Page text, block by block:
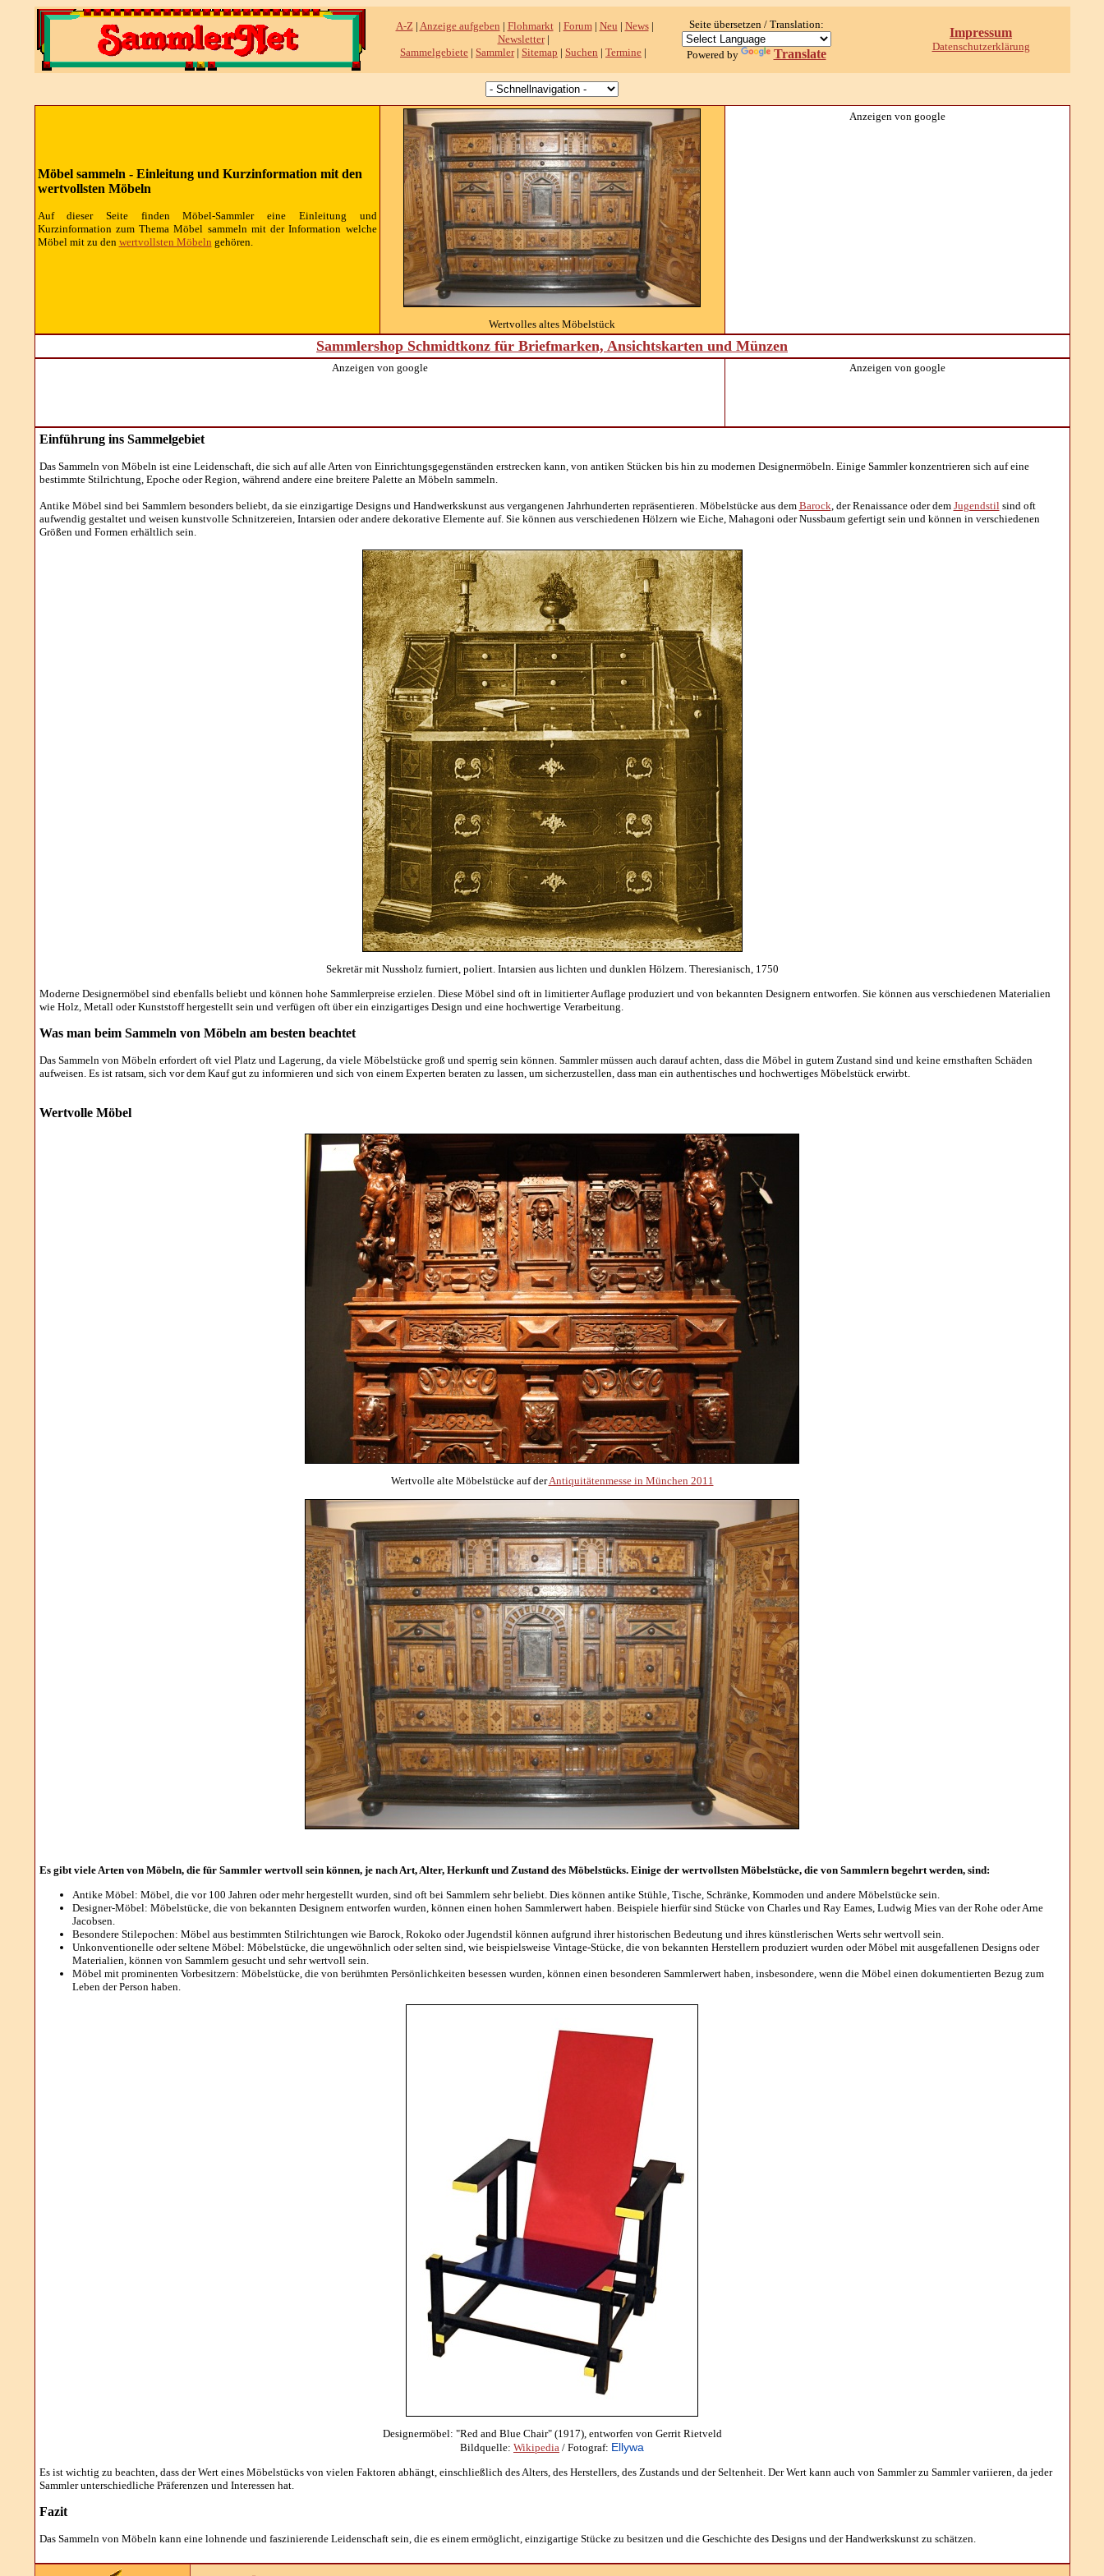
A-Z| Anzeige aufgeben | Flohmarkt| Forum| Neu | News|
Newsletter|
Sammelgebiete | Sammler| Sitemap | Suchen | Termine |
Seite übersetzen / Translation:
Powered by Translate
Impressum
Datenschutzerklärung
Möbel sammeln - Einleitung und Kurzinformation mit den
wertvollsten Möbeln
Auf dieser Seite finden Möbel-Sammler eine Einleitung und
Kurzinformation zum Thema Möbel sammeln mit der Information welche
Möbel mit zu den wertvollsten Möbeln gehören.
Wertvolles altes Möbelstück
Anzeigen von google
Sammlershop Schmidtkonz für Briefmarken, Ansichtskarten und Münzen
Anzeigen von google Anzeigen von google
Einführung ins Sammelgebiet
Das Sammeln von Möbeln ist eine Leidenschaft, die sich auf alle Arten von Einrichtungsgegenständen erstrecken kann, von antiken Stücken bis hin zu modernen Designermöbeln. Einige Sammler konzentrieren sich auf eine
bestimmte Stilrichtung, Epoche oder Region, während andere eine breitere Palette an Möbeln sammeln.
Antike Möbel sind bei Sammlern besonders beliebt, da sie einzigartige Designs und Handwerkskunst aus vergangenen Jahrhunderten repräsentieren. Möbelstücke aus dem Barock , der Renaissance oder dem Jugendstil sind oft
aufwendig gestaltet und weisen kunstvolle Schnitzereien, Intarsien oder andere dekorative Elemente auf. Sie können aus verschiedenen Hölzern wie Eiche, Mahagoni oder Nussbaum gefertigt sein und können in verschiedenen
Größen und Formen erhältlich sein.
Sekretär mit Nussholz furniert, poliert. Intarsien aus lichten und dunklen Hölzern. Theresianisch, 1750
Moderne Designermöbel sind ebenfalls beliebt und können hohe Sammlerpreise erzielen. Diese Möbel sind oft in limitierter Auflage produziert und von bekannten Designern entworfen. Sie können aus verschiedenen Materialien
wie Holz, Metall oder Kunststoff hergestellt sein und verfügen oft über ein einzigartiges Design und eine hochwertige Verarbeitung.
Was man beim Sammeln von Möbeln am besten beachtet
Das Sammeln von Möbeln erfordert oft viel Platz und Lagerung, da viele Möbelstücke groß und sperrig sein können. Sammler müssen auch darauf achten, dass die Möbel in gutem Zustand sind und keine ernsthaften Schäden
aufweisen. Es ist ratsam, sich vor dem Kauf gut zu informieren und sich von einem Experten beraten zu lassen, um sicherzustellen, dass man ein authentisches und hochwertiges Möbelstück erwirbt.
Wertvolle Möbel
Wertvolle alte Möbelstücke auf derAntiquitätenmesse in München 2011
Es gibt viele Arten von Möbeln, die für Sammler wertvoll sein können, je nach Art, Alter, Herkunft und Zustand des Möbelstücks. Einige der wertvollsten Möbelstücke, die von Sammlern begehrt werden, sind:
Antike Möbel: Möbel, die vor 100 Jahren oder mehr hergestellt wurden, sind oft bei Sammlern sehr beliebt. Dies können antike Stühle, Tische, Schränke, Kommoden und andere Möbelstücke sein.
Designer-Möbel: Möbelstücke, die von bekannten Designern entworfen wurden, können einen hohen Sammlerwert haben. Beispiele hierfür sind Stücke von Charles und Ray Eames, Ludwig Mies van der Rohe oder Arne
Jacobsen.
Besondere Stilepochen: Möbel aus bestimmten Stilrichtungen wie Barock, Rokoko oder Jugendstil können aufgrund ihrer historischen Bedeutung und ihres künstlerischen Werts sehr wertvoll sein.
Unkonventionelle oder seltene Möbel: Möbelstücke, die ungewöhnlich oder selten sind, wie beispielsweise Vintage-Stücke, die von bekannten Herstellern produziert wurden oder Möbel mit ausgefallenen Designs oder
Materialien, können von Sammlern gesucht und sehr wertvoll sein.
Möbel mit prominenten Vorbesitzern: Möbelstücke, die von berühmten Persönlichkeiten besessen wurden, können einen besonderen Sammlerwert haben, insbesondere, wenn die Möbel einen dokumentierten Bezug zum
Leben der Person haben.
Designermöbel: "Red and Blue Chair" (1917), entworfen von Gerrit Rietveld
Bildquelle: Wikipedia / Fotograf: Ellywa
Es ist wichtig zu beachten, dass der Wert eines Möbelstücks von vielen Faktoren abhängt, einschließlich des Alters, des Herstellers, des Zustands und der Seltenheit. Der Wert kann auch von Sammler zu Sammler variieren, da jeder
Sammler unterschiedliche Präferenzen und Interessen hat.
Fazit
Das Sammeln von Möbeln kann eine lohnende und faszinierende Leidenschaft sein, die es einem ermöglicht, einzigartige Stücke zu besitzen und die Geschichte des Designs und der Handwerkskunst zu schätzen.